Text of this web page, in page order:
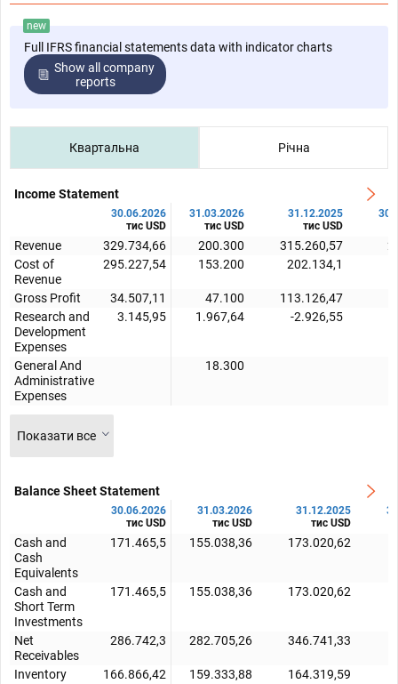
new
Full IFRS financial statements data with indicator charts
Show all company
reports
Квартальна Річна
Income Statement
30.06.2026
тис USD
31.03.2026
тис USD
31.12.2025
тис USD
Revenue 329.734,66 200.300 315.260,57
Cost of
Revenue
295.227,54 153.200 202.134,1
Gross Profit 34.507,11 47.100 113.126,47
Research and
Development
Expenses
3.145,95 1.967,64 -2.926,55
General And
Administrative
Expenses
18.300
Показати все
Balance Sheet Statement
30.06.2026
тис USD
31.03.2026
тис USD
31.12.2025
тис USD
Cash and
Cash
Equivalents
171.465,5 155.038,36 173.020,62
Cash and
Short Term
Investments
171.465,5 155.038,36 173.020,62
Net
Receivables
286.742,3 282.705,26 346.741,33
Inventory 166.866,42 159.333,88 164.319,59